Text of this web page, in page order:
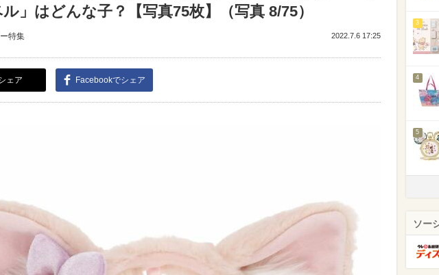
」はどんな子？【写真75枚】（写真 8/75）
特集 2022.7.6 17:25
ェア Facebookでシェア
3
4
5
ソー